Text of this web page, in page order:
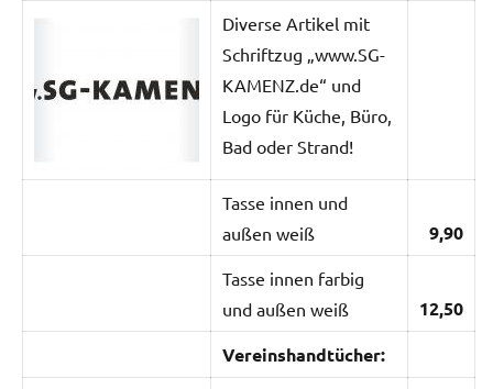
Diverse Artikel mit
Schriftzug „www.SG-
KAMENZ.de“ und
Logo für Küche, Büro,
Bad oder Strand!
Tasse innen und
außen weiß
9,90
Tasse innen farbig
und außen weiß
12,50
Vereinshandtücher: